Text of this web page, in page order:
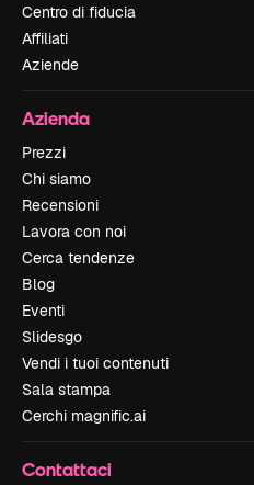
Centro di fiducia
Affiliati
Aziende
Azienda
Prezzi
Chi siamo
Recensioni
Lavora con noi
Cerca tendenze
Blog
Eventi
Slidesgo
Vendi i tuoi contenuti
Sala stampa
Cerchi magnific.ai
Contattaci